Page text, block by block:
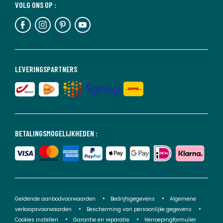
BETALINGSMOGELIJKHEDEN :
LEVERINGSPARTNERS
VOLG ONS OP :
Geldende aanbodvoorwaarden Bedrijfsgegevens
Algemene
verkoopsvoorwaarden
Bescherming van persoonlijke gegevens
Cookies instellen
Garantie en reparatie Herroepingformulier